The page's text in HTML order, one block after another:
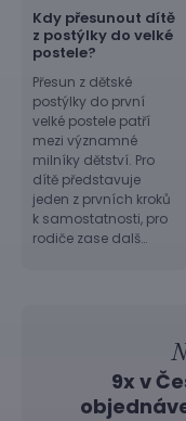
Kdy přesunout dítě
z postýlky do velké
postele?
Přesun z dětské
postýlky do první
velké postele patří
mezi významné
milníky dětství. Pro
dítě představuje
jeden z prvních kroků
k samostatnosti, pro
rodiče zase dalš…
9x v